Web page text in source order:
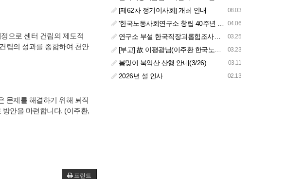
으로 센터 건립의 제도적
립의 성과를 종합하여 천안
문제를 해결하기 위해 퇴직
안을 마련합니다. (이주환,
프린트
08.03
[제62차 정기이사회] 개최 안내
04.06
'한국노동사회연구소 창립 40주년 기념 행사 안내'
03.25
연구소 부설 한국직장괴롭힘조사센터 '2026년도 주요 사업 안내' (교육/컨설팅)
03.23
[부고] 故 이평광님(이주환 한국노동사회연구소 부소장 부친상)
03.11
봄맞이 북악산 산행 안내(3/26)
02.13
2026년 설 인사